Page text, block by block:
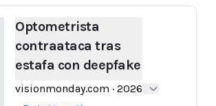
Optometrista
contraataca tras
estafa con deepfake
visionmonday.com · 2026